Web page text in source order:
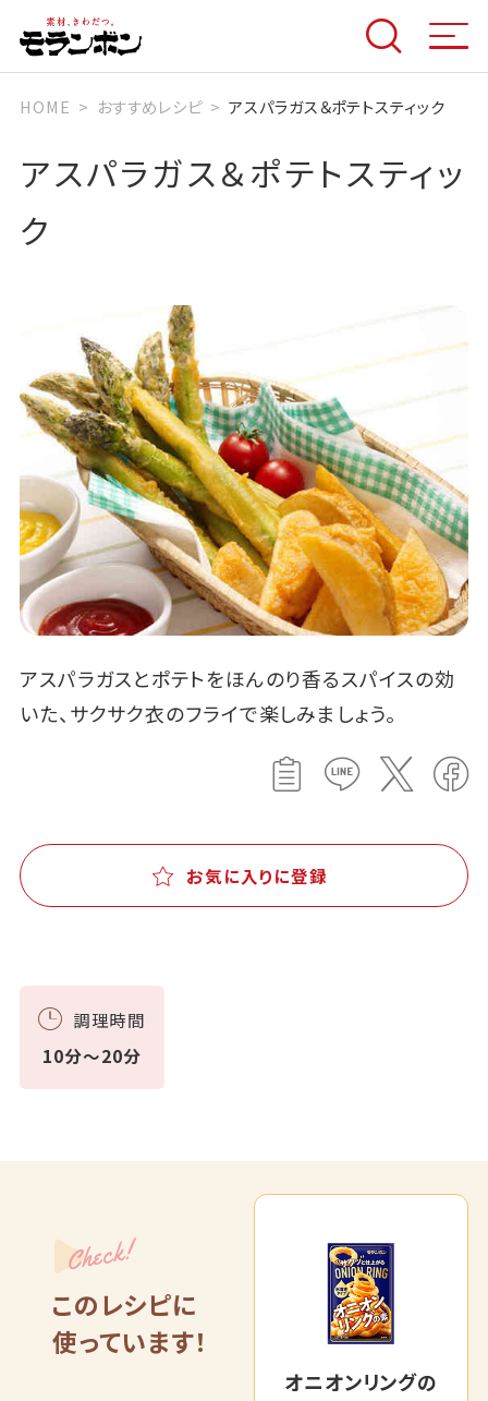
HOME おすすめレシピ アスパラガス＆ポテトスティック
アスパラガス＆ポテトスティッ
ク
アスパラガスとポテトをほんのり香るスパイスの効
いた、サクサク衣のフライで楽しみましょう。
お気に入りに登録
調理時間
10分～20分
Check!
このレシピに
使っています！
オニオンリングの